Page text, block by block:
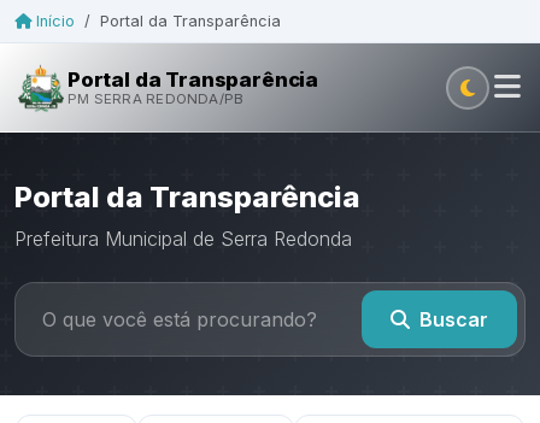
Início / Portal da Transparência
Portal da Transparência
PM SERRA REDONDA/PB
Portal da Transparência
Prefeitura Municipal de Serra Redonda
Buscar